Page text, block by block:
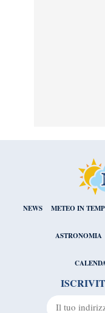
NEWS METEO IN
ASTRONOMIA